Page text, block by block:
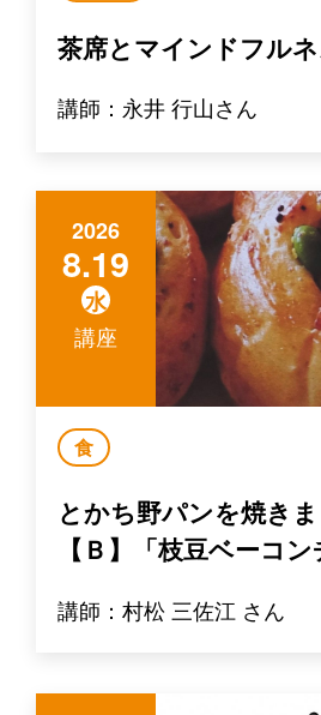
茶席とマインドフル
講師：永井 行山さん
2026
8.19
水
講座
食
とかち野パンを焼き
【Ｂ】「枝豆ベーコ
講師：村松 三佐江 さん